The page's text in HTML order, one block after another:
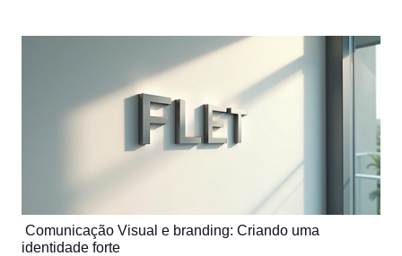
Comunicação Visual e branding: Criando uma
identidade forte